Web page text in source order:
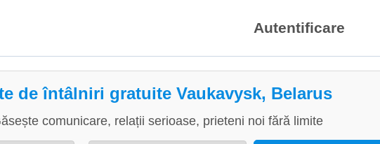
Autentificare
de întâlniri gratuite Vaukavysk, Belarus
comunicare, relații serioase, prieteni noi fără limite